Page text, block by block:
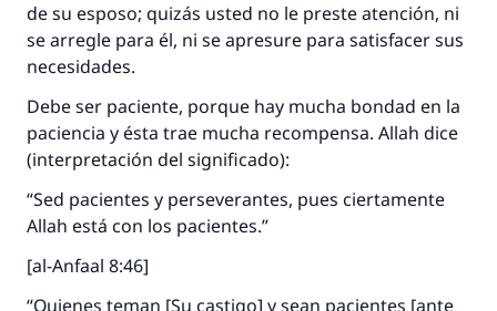
de su esposo; quizás usted no le preste atención, ni
se arregle para él, ni se apresure para satisfacer sus
necesidades.
Debe ser paciente, porque hay mucha bondad en la
paciencia y ésta trae mucha recompensa. Allah dice
(interpretación del significado):
“Sed pacientes y perseverantes, pues ciertamente
Allah está con los pacientes.”
[al-Anfaal 8:46]
“Quienes teman [Su castigo] y sean pacientes [ante